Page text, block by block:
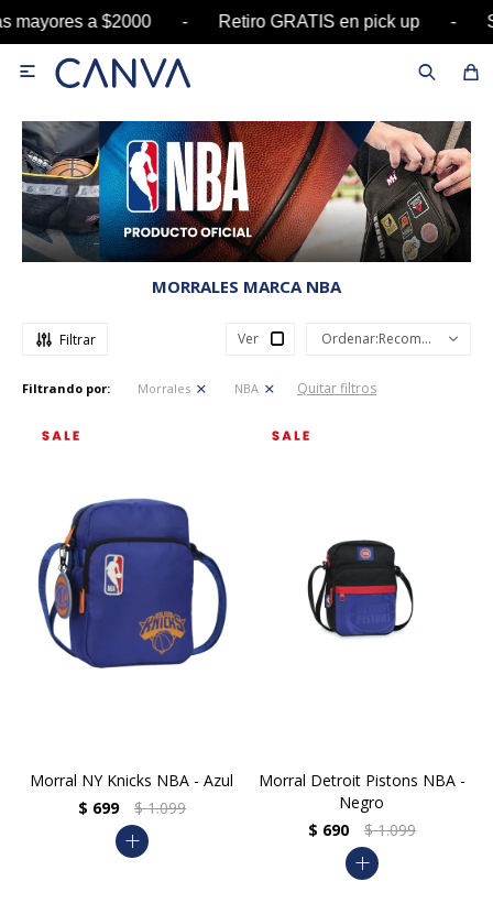
mayores a $2000 - Retiro GRATIS en pick up -

MORRALES MARCA NBA
Ver Recomendados
Filtrando por: Morrales NBA Quitar filtros
Morral NY Knicks NBA - Azul
$ 699 $ 1.099
add
Morral Detroit Pistons NBA -
Negro
$ 690 $ 1.099
add